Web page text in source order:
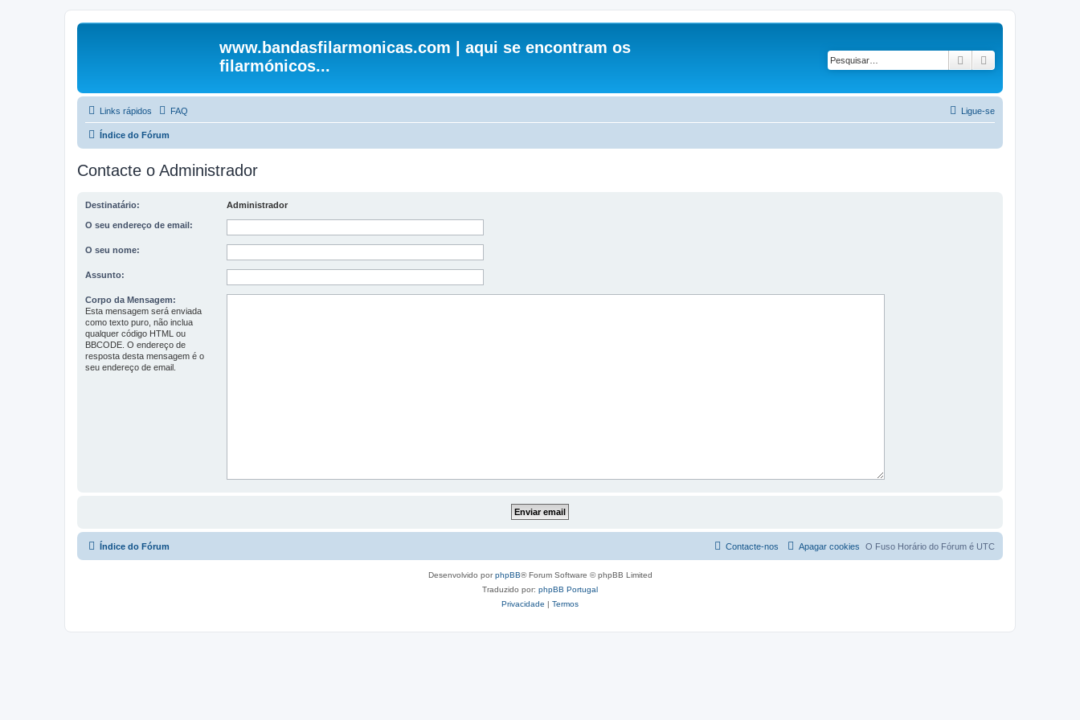
www.bandasfilarmonicas.com | aqui se encontram os
filarmónicos...
Pesquisar
Links rápidos FAQ Ligue-se
Índice do Fórum
Contacte o Administrador
Destinatário: Administrador
O seu endereço de email:
O seu nome:
Assunto:
Corpo da Mensagem:
Esta mensagem será enviada
como texto puro, não inclua
qualquer código HTML ou
BBCODE. O endereço de
resposta desta mensagem é o
seu endereço de email.
Índice do Fórum O Fuso Horário do Fórum é UTC
Apagar cookies
Contacte-nos
Desenvolvido porphpBB® Forum Software © phpBB Limited
Traduzido por: phpBB Portugal
Privacidade | Termos